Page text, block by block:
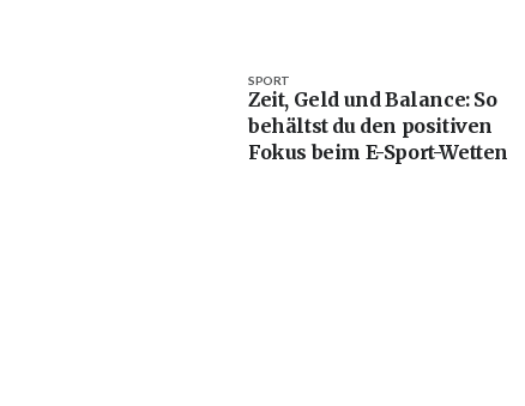
Zeit, Geld und Balance: So
behältst du den positiven
Fokus beim E-Sport-Wetten
SPORT